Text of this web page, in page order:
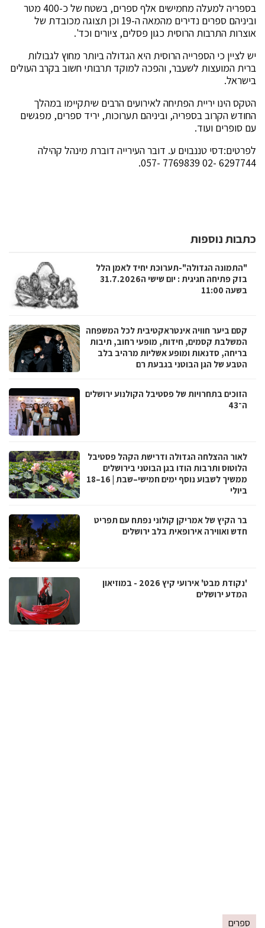
בספריה למעלה מחמישים אלף ספרים, בשטח של כ-400 מטר
וביניהם ספרים נדירים מהמאה ה-19 וכן תצוגה מכובדת של
אוצרות התרבות הרוסית כגון פסלים, ציורים וכד'.
יש לציין כי הספרייה הרוסית היא הגדולה ביותר מחוץ לגבולות
ברית המועצות לשעבר, והפכה למוקד תרבותי חשוב בקרב העולים
בישראל.
הטקס הינו יריית הפתיחה לאירועים הרבים שיתקיימו במהלך
החודש הקרוב בספריה, וביניהם תערוכות, יריד ספרים, מפגשים
עם סופרים ועוד.
לפרטים:דסי טננבוים ע. דובר העירייה דוברת מינהל קהילה
6297744 -02 7769839 -057.
כתבות נוספות
"התמונה הגדולה"-תערוכת יחיד לאמן הלל
בזק פתיחה חגיגית : יום שישי ה31.7.2026
בשעה 11:00
קסם ביער חוויה אינטראקטיבית לכל המשפחה
המשלבת קסמים, חידות, מופעי רחוב, תיבות
בריחה, סדנאות ומופע אשליות מרהיב בלב
הטבע של הגן הבוטני בגבעת רם
הזוכים בתחרויות של פסטיבל הקולנוע ירושלים
ה־43
לאור ההצלחה הגדולה ודרישת הקהל פסטיבל
הלוטוס ותרבות הודו בגן הבוטני בירושלים
ממשיך לשבוע נוסף ימים חמישי–שבת | 16–18
ביולי
בר הקיץ של אמריקן קולוני נפתח עם תפריט
חדש ואווירה אירופאית בלב ירושלים
'נקודת מבט' אירועי קיץ 2026 - במוזיאון
המדע ירושלים
ספרים